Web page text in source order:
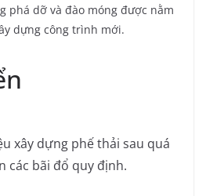
phá dỡ và đào móng được nằm
dựng công trình mới.
xây dựng phế thải sau quá
các bãi đổ quy định.